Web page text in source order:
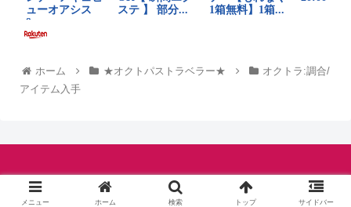
ホーム ★オクトパストラベラー★
オクトラ:調合/
アイテム入手
© シャルロットの伝説.
メニュー ホーム 検索 トップ サイドバー